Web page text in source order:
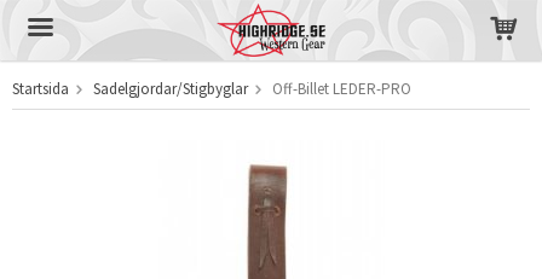
Produkten har blivit tillagd i varukorgen
Startsida Sadelgjordar/Stigbyglar Off-Billet LEDER-PRO